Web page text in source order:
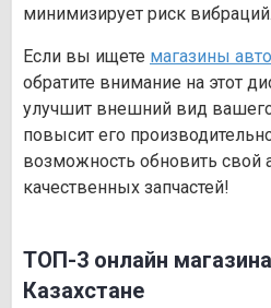
минимизирует риск вибраций.
Если вы ищете магазины
обратите внимание на этот
улучшит внешний вид
повысит его
возможность обновить
качественных запчастей!
ТОП-3 онлайн
Казахстане